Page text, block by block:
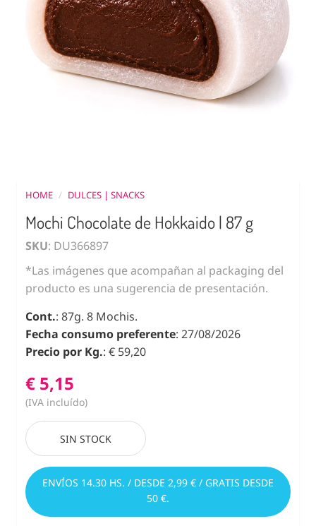
HOME / DULCES | SNACKS
Mochi Chocolate de Hokkaido | 87 g
SKU: DU366897
*Las imágenes que acompañan al packaging del
producto es una sugerencia de presentación.
Cont.: 87g. 8 Mochis.
Fecha consumo preferente: 27/08/2026
Precio por Kg.: € 59,20
€ 5,15
(IVA incluído)
SIN STOCK
ENVÍOS 14.30 HS. / DESDE 2,99 € / GRATIS DESDE
50 €.